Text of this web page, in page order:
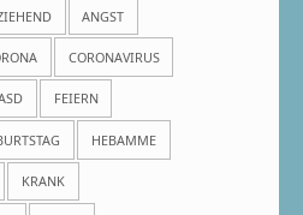
ANGST
CORONAVIRUS
FEIERN
HEBAMME
KRANK